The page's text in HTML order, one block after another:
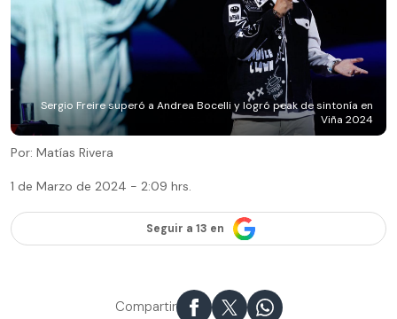
Sergio Freire superó a Andrea Bocelli y logró peak de sintonía en
Viña 2024
Por: Matías Rivera
1 de Marzo de 2024 - 2:09 hrs.
Seguir a 13 en
Compartir